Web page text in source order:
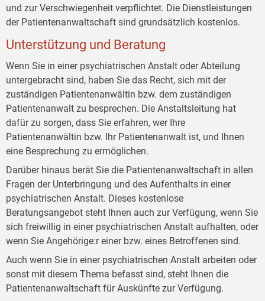
und zur Verschwiegenheit verpflichtet. Die Dienstleistungen
der Patientenanwaltschaft sind grundsätzlich kostenlos.
Unterstützung und Beratung
Wenn Sie in einer psychiatrischen Anstalt oder Abteilung
untergebracht sind, haben Sie das Recht, sich mit der
zuständigen Patientenanwältin bzw. dem zuständigen
Patientenanwalt zu besprechen. Die Anstaltsleitung hat
dafür zu sorgen, dass Sie erfahren, wer Ihre
Patientenanwältin bzw. Ihr Patientenanwalt ist, und Ihnen
eine Besprechung zu ermöglichen.
Darüber hinaus berät Sie die Patientenanwaltschaft in allen
Fragen der Unterbringung und des Aufenthalts in einer
psychiatrischen Anstalt. Dieses kostenlose
Beratungsangebot steht Ihnen auch zur Verfügung, wenn Sie
sich freiwillig in einer psychiatrischen Anstalt aufhalten, oder
wenn Sie Angehörige:r einer bzw. eines Betroffenen sind.
Auch wenn Sie in einer psychiatrischen Anstalt arbeiten oder
sonst mit diesem Thema befasst sind, steht Ihnen die
Patientenanwaltschaft für Auskünfte zur Verfügung.